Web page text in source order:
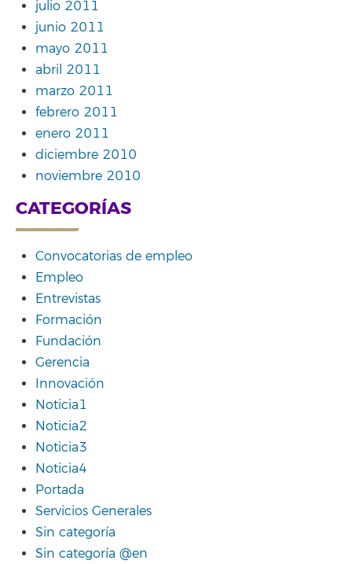
julio 2011
junio 2011
mayo 2011
abril 2011
marzo 2011
febrero 2011
enero 2011
diciembre 2010
noviembre 2010
CATEGORÍAS
Convocatorias de empleo
Empleo
Entrevistas
Formación
Fundación
Gerencia
Innovación
Noticia1
Noticia2
Noticia3
Noticia4
Portada
Servicios Generales
Sin categoría
Sin categoría @en